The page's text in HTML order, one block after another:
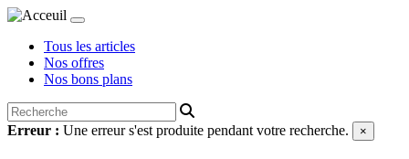
Tous les articles
Nos offres
Nos bons plans
Erreur : Une erreur s'est produite pendant votre recherche. ×